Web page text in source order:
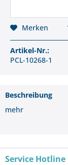
Merken
Artikel-Nr.:
PCL-10268-1
Beschreibung
mehr
Service Hotline